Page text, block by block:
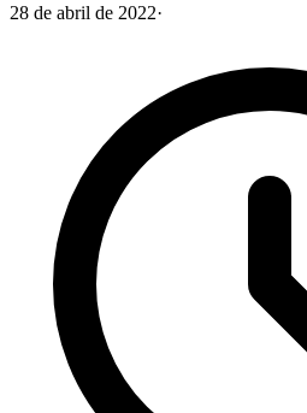
28 de abril de 2022·